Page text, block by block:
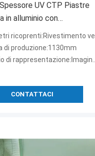
UV CTP Piastre
in alluminio con
verde per immagini
ricoprenti:Rivestimento verde
di produzione:1130mm
rappresentazione:Imaging luminoso
CONTATTACI